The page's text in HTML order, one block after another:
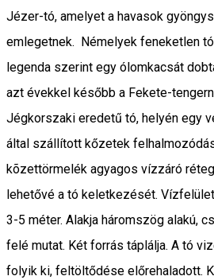
Jézer-tó, amelyet a havasok
emlegetnek. Némelyek feneketlen
legenda szerint egy ólomkacsát
azt évekkel később a Fekete-
Jégkorszaki eredetű tó, helyén egy
által szállított kőzetek
kõzettörmelék agyagos vízzáró
lehetővé a tó keletkezését.
3-5 méter. Alakja háromszög alakú,
felé mutat. Két forrás táplálja. A tó
folyik ki, feltöltődése előrehaladott.